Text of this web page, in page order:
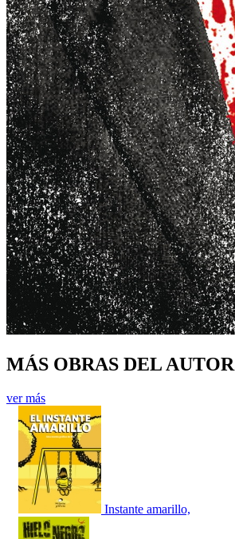
MÁS OBRAS DEL AUTOR
ver más
Instante amarillo,